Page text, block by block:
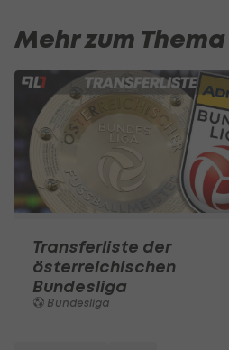
Mehr zum Thema
Transferliste der
österreichischen
Bundesliga
Bundesliga